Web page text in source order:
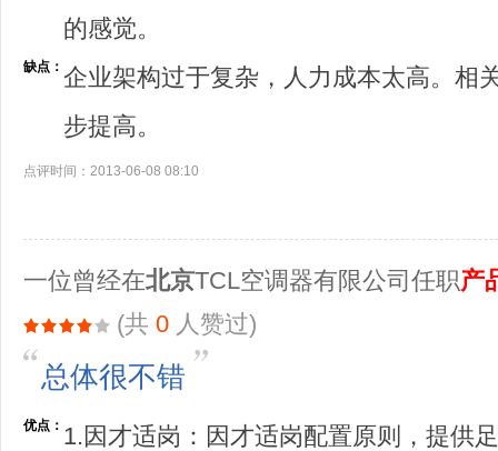
的感觉。
缺点： 企业架构过于复杂，人力成本太高。相
步提高。
点评时间：2013-06-08 08:10
一位曾经在北京TCL空调器有限公司任职产
(共 0 人赞过)
总体很不错
优点： 1.因才适岗：因才适岗配置原则，提供